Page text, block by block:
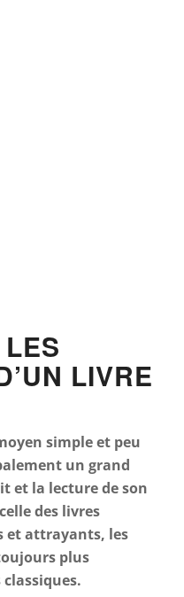
LIVRE
simple et peu
un grand
et la lecture de son
des livres
et attrayants, les
plus